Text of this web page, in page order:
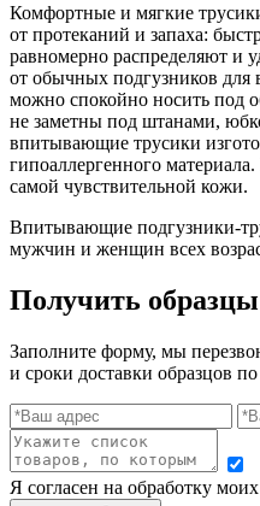
Комфортные и мягкие
от протеканий и запаха:
равномерно распределяют и
от обычных подгузников для
можно спокойно носить под
не заметны под штанами,
впитывающие трусики
гипоаллергенного
самой чувствительной кожи.
Впитывающие подгузники-
мужчин и женщин всех
Получить образцы
Заполните форму, мы
и сроки доставки образцов
Я согласен на обработку